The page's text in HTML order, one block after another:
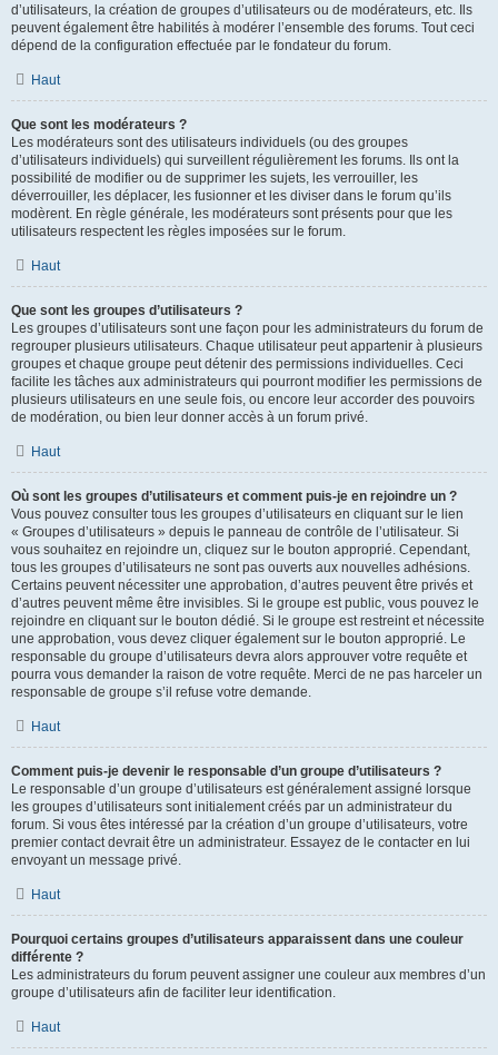
d’utilisateurs, la création de groupes d’utilisateurs ou de modérateurs, etc. Ils
peuvent également être habilités à modérer l’ensemble des forums. Tout ceci
dépend de la configuration effectuée par le fondateur du forum.
Haut
Que sont les modérateurs ?
Les modérateurs sont des utilisateurs individuels (ou des groupes
d’utilisateurs individuels) qui surveillent régulièrement les forums. Ils ont la
possibilité de modifier ou de supprimer les sujets, les verrouiller, les
déverrouiller, les déplacer, les fusionner et les diviser dans le forum qu’ils
modèrent. En règle générale, les modérateurs sont présents pour que les
utilisateurs respectent les règles imposées sur le forum.
Haut
Que sont les groupes d’utilisateurs ?
Les groupes d’utilisateurs sont une façon pour les administrateurs du forum de
regrouper plusieurs utilisateurs. Chaque utilisateur peut appartenir à plusieurs
groupes et chaque groupe peut détenir des permissions individuelles. Ceci
facilite les tâches aux administrateurs qui pourront modifier les permissions de
plusieurs utilisateurs en une seule fois, ou encore leur accorder des pouvoirs
de modération, ou bien leur donner accès à un forum privé.
Haut
Où sont les groupes d’utilisateurs et comment puis-je en rejoindre un ?
Vous pouvez consulter tous les groupes d’utilisateurs en cliquant sur le lien
« Groupes d’utilisateurs » depuis le panneau de contrôle de l’utilisateur. Si
vous souhaitez en rejoindre un, cliquez sur le bouton approprié. Cependant,
tous les groupes d’utilisateurs ne sont pas ouverts aux nouvelles adhésions.
Certains peuvent nécessiter une approbation, d’autres peuvent être privés et
d’autres peuvent même être invisibles. Si le groupe est public, vous pouvez le
rejoindre en cliquant sur le bouton dédié. Si le groupe est restreint et nécessite
une approbation, vous devez cliquer également sur le bouton approprié. Le
responsable du groupe d’utilisateurs devra alors approuver votre requête et
pourra vous demander la raison de votre requête. Merci de ne pas harceler un
responsable de groupe s’il refuse votre demande.
Haut
Comment puis-je devenir le responsable d’un groupe d’utilisateurs ?
Le responsable d’un groupe d’utilisateurs est généralement assigné lorsque
les groupes d’utilisateurs sont initialement créés par un administrateur du
forum. Si vous êtes intéressé par la création d’un groupe d’utilisateurs, votre
premier contact devrait être un administrateur. Essayez de le contacter en lui
envoyant un message privé.
Haut
Pourquoi certains groupes d’utilisateurs apparaissent dans une couleur
différente ?
Les administrateurs du forum peuvent assigner une couleur aux membres d’un
groupe d’utilisateurs afin de faciliter leur identification.
Haut